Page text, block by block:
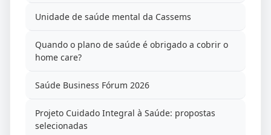
Unidade de saúde mental da Cassems
Quando o plano de saúde é obrigado a cobrir o
home care?
Saúde Business Fórum 2026
Projeto Cuidado Integral à Saúde: propostas
selecionadas